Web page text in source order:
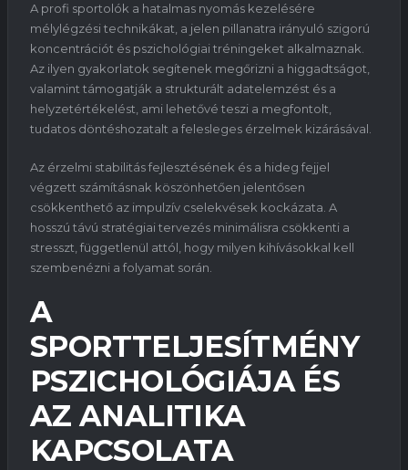
A profi sportolók a hatalmas nyomás kezelésére
mélylégzési technikákat, a jelen pillanatra irányuló szigorú
koncentrációt és pszichológiai tréningeket alkalmaznak.
Az ilyen gyakorlatok segítenek megőrizni a higgadtságot,
valamint támogatják a strukturált adatelemzést és a
helyzetértékelést, ami lehetővé teszi a megfontolt,
tudatos döntéshozatalt a felesleges érzelmek kizárásával.
Az érzelmi stabilitás fejlesztésének és a hideg fejjel
végzett számításnak köszönhetően jelentősen
csökkenthető az impulzív cselekvések kockázata. A
hosszú távú stratégiai tervezés minimálisra csökkenti a
stresszt, függetlenül attól, hogy milyen kihívásokkal kell
szembenézni a folyamat során.
A
SPORTTELJESÍTMÉNY
PSZICHOLÓGIÁJA ÉS
AZ ANALITIKA
KAPCSOLATA